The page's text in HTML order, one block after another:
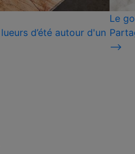
d’été autour d'un
Le
⟶